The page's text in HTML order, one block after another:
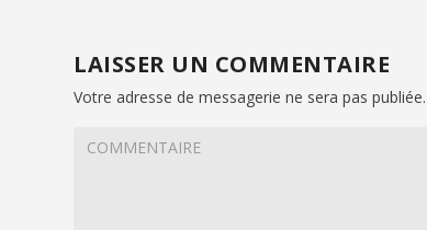
LAISSER UN COMMENTAIRE
Votre adresse de messagerie ne sera pas publiée.